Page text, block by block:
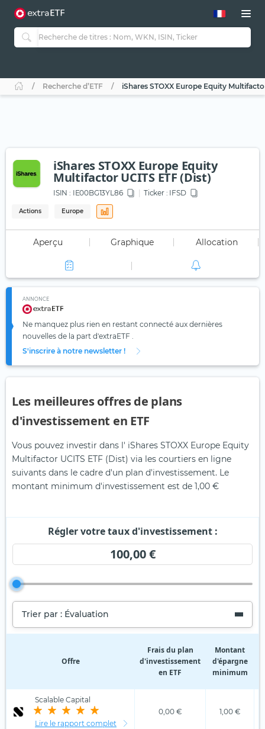
Recherche d’ETF iShares STOXX Europe Equity
iShares STOXX Europe Equity
Multifactor UCITS ETF (Dist)
ISIN : IE00BG13YL86 Ticker : IFSD
Actions Europe
Aperçu Graphique Allocation
ANNONCE
Ne manquez plus rien en restant connecté aux dernières
nouvelles de la part d'extraETF .
S'inscrire à notre newsletter !
Les meilleures offres de plans
d'investissement en ETF
Vous pouvez investir dans l' iShares STOXX Europe Equity
Multifactor UCITS ETF (Dist) via les courtiers en ligne
suivants dans le cadre d'un plan d'investissement. Le
montant minimum d'investissement est de 1,00 €
Régler votre taux d'investissement :
100,00 €
Trier par : Évaluation
Offre
Frais du plan
d'investissement
en ETF
Montant
d'épargne
minimum
Scalable Capital
Lire le rapport complet
0,00 € 1,00 €